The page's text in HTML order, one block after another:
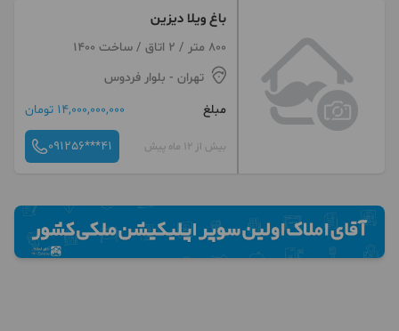
باغ ویلا دیزین
800 متر / 2 اتاق / ساخت 1400
تهران - بلوار فردوس
مبلغ
14,000,000,000 تومان
بیش از 12 ماه پیش 091256***41